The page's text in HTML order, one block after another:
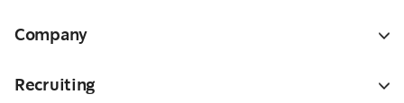
Company
Recruiting